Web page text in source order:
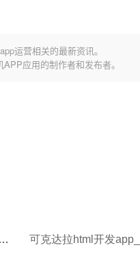
运营相关的最新资讯。
应用的制作者和发布者。
双鸭山商城类app制作教程_双鸭山音乐教程APP开发具有什么好处